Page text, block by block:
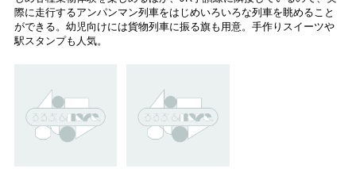
際に走行するアンパンマン列車をはじめいろいろな列車を眺めること
ができる。幼児向けには貨物列車に振る旗も用意。手作りスイーツや
駅スタンプも人気。